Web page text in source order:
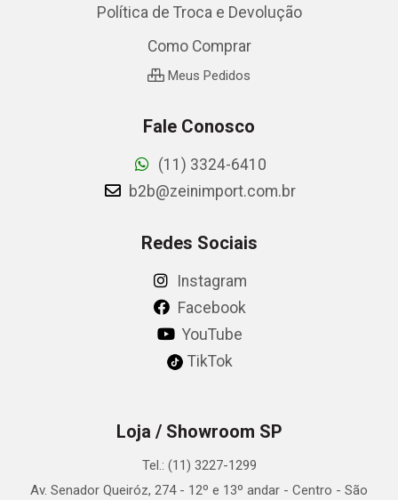
Política de Troca e Devolução
Como Comprar
Meus Pedidos
Fale Conosco
(11) 3324-6410
b2b@zeinimport.com.br
Redes Sociais
Instagram
Facebook
YouTube
TikTok
Loja / Showroom SP
Tel.: (11) 3227-1299
Av. Senador Queiróz, 274 - 12º e 13º andar - Centro - São